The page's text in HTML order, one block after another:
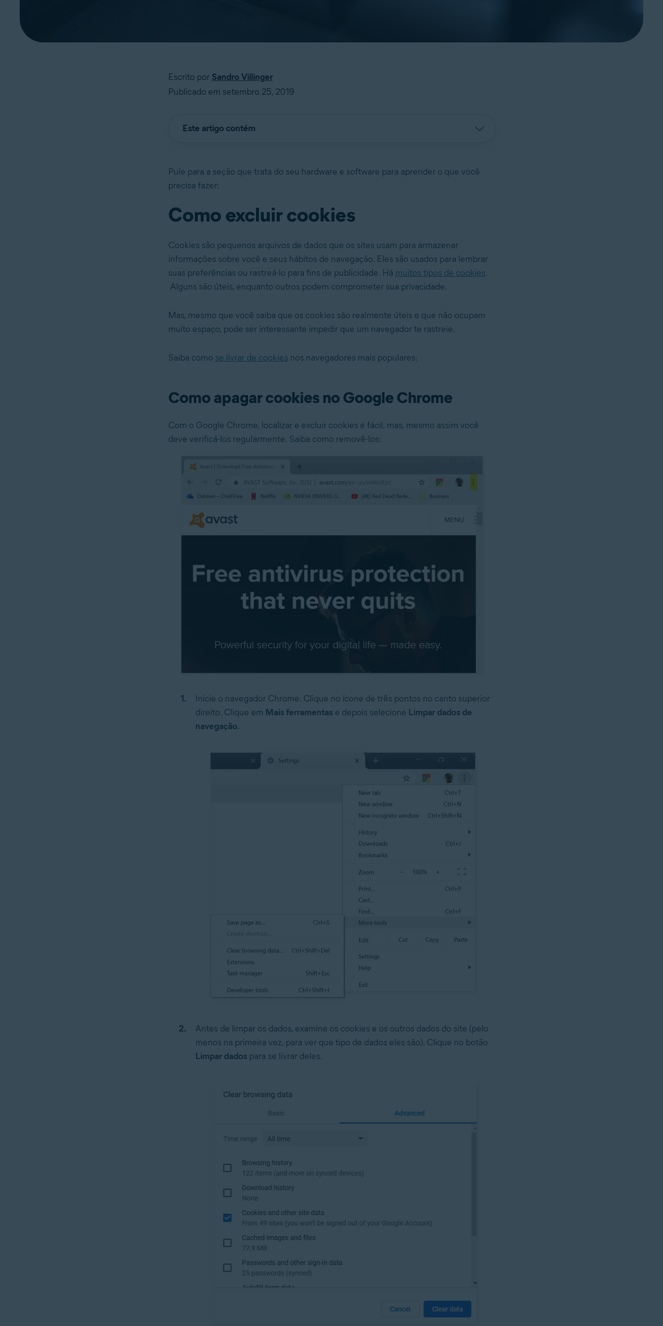
Escrito por Sandro Villinger
Publicado em setembro 25, 2019
Este artigo contém
Pule para a seção que trata do seu hardware e software para aprender o que você
precisa fazer:
Como excluir cookies
Cookies são pequenos arquivos de dados que os sites usam para armazenar
informações sobre você e seus hábitos de navegação. Eles são usados para lembrar
suas preferências ou rastreá-lo para fins de publicidade. Há muitos tipos de cookies.
Alguns são úteis, enquanto outros podem comprometer sua privacidade.
Mas, mesmo que você saiba que os cookies são realmente úteis e que não ocupam
muito espaço, pode ser interessante impedir que um navegador te rastreie.
Saiba como se livrar de cookies nos navegadores mais populares:
Como apagar cookies no Google Chrome
Com o Google Chrome, localizar e excluir cookies é fácil, mas, mesmo assim você
deve verificá-los regularmente. Saiba como removê-los:
Inicie o navegador Chrome. Clique no ícone de três pontos no canto superior
direito. Clique em Mais ferramentase depois selecione Limpar dados de
navegação.
Antes de limpar os dados, examine os cookies e os outros dados do site (pelo
menos na primeira vez, para ver que tipo de dados eles são). Clique no botão
Limpar dadospara se livrar deles.